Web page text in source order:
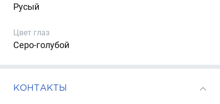
Русый
Цвет глаз
Серо-голубой
КОНТАКТЫ